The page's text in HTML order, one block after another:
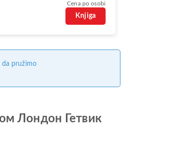
Cena po osobi
Knjiga
da pružimo
Лондон Гетвик